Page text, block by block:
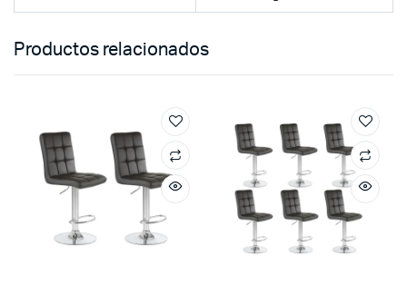
Productos relacionados